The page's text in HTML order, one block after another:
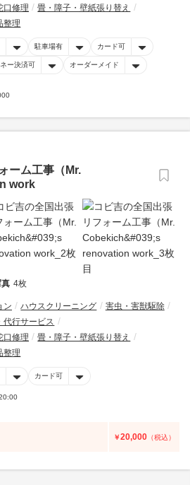
口修理
畳・障子・壁紙張り替え
整理
駐車場有 カード可
ー決済可 オーダーメイド
ーム工事（Mr.
work
4枚
ン ハウスクリーニング
害虫・害獣駆除
代行サービス
口修理
畳・障子・壁紙張り替え
整理
カード可
￥20,000 （税込）